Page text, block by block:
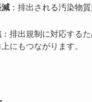
：排出される汚染物
：排出規制に対応する
にもつながります。